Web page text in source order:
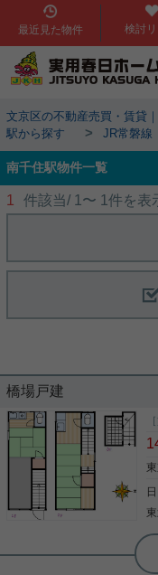
最近見た物件 検討リ
文京区の不動産売買・賃貸
駅から探す
> JR常磐線
南千住駅物件一覧
1 件該当/ 1 〜 1 件を表
橋場戸建
根津店（実用根津ホーム